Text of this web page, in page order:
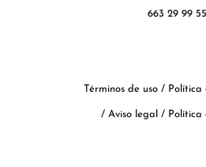
663 29 99 55
Términos de uso / Política
/ Aviso legal / Política